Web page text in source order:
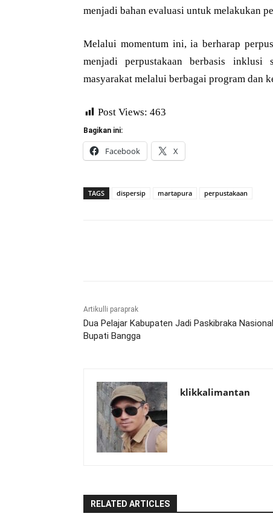
menjadi bahan evaluasi untuk melakukan
Melalui momentum ini, ia berharap
menjadi perpustakaan berbasis
masyarakat melalui berbagai program dan
Post Views: 463
Bagikan ini:
Facebook X
TAGS dispersip martapura perpustakaan
Artikulli paraprak
Dua Pelajar Kabupaten Jadi Paskibraka
Bupati Bangga
klikkalimantan
RELATED ARTICLES